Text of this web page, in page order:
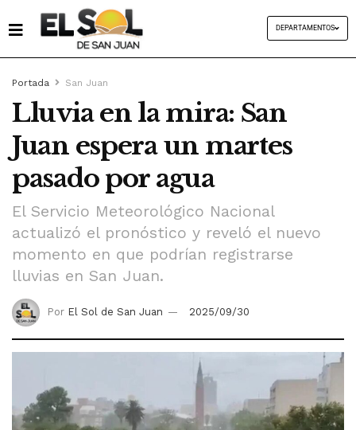
DEPARTAMENTOS
Portada San Juan
Lluvia en la mira: San
Juan espera un martes
pasado por agua
El Servicio Meteorológico Nacional
actualizó el pronóstico y reveló el nuevo
momento en que podrían registrarse
lluvias en San Juan.
Por El Sol de San Juan 2025/09/30